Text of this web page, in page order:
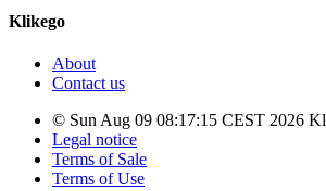
Klikego
About
Contact us
© Sun Aug 09 08:17:15 CEST 2026
Legal notice
Terms of Sale
Terms of Use